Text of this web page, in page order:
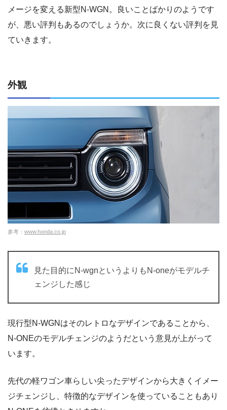
メージを変える新型N-WGN。良いことばかりのようです
が、悪い評判もあるのでしょうか。次に良くない評判を見
ていきます。
外観
参考： www.honda.co.jp
見た目的にN-wgnというよりもN-oneがモデルチ
ェンジした感じ
現行型N-WGNはそのレトロなデザインであることから、
N-ONEのモデルチェンジのようだという意見が上がって
います。
先代の軽ワゴン車らしい尖ったデザインから大きくイメー
ジチェンジし、特徴的なデザインを使っていることもあり